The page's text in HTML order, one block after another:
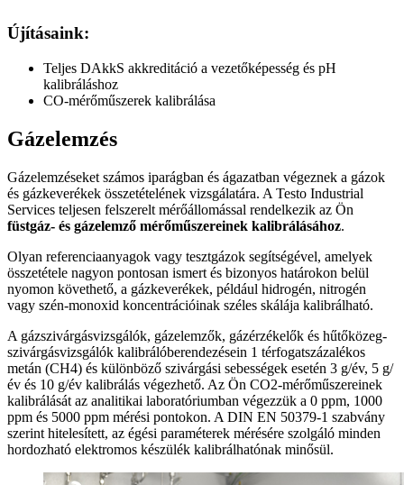
Újításaink:
Teljes DAkkS akkreditáció a vezetőképesség és pH
kalibráláshoz
CO-mérőműszerek kalibrálása
Gázelemzés
Gázelemzéseket számos iparágban és ágazatban végeznek a gázok
és gázkeverékek összetételének vizsgálatára. A Testo Industrial
Services teljesen felszerelt mérőállomással rendelkezik az Ön
füstgáz- és gázelemző mérőműszereinek kalibrálásához.
Olyan referenciaanyagok vagy tesztgázok segítségével, amelyek
összetétele nagyon pontosan ismert és bizonyos határokon belül
nyomon követhető, a gázkeverékek, például hidrogén, nitrogén
vagy szén-monoxid koncentrációinak széles skálája kalibrálható.
A gázszivárgásvizsgálók, gázelemzők, gázérzékelők és hűtőközeg-
szivárgásvizsgálók kalibrálóberendezésein 1 térfogatszázalékos
metán (CH4) és különböző szivárgási sebességek esetén 3 g/év, 5 g/
év és 10 g/év kalibrálás végezhető. Az Ön CO2-mérőműszereinek
kalibrálását az analitikai laboratóriumban végezzük a 0 ppm, 1000
ppm és 5000 ppm mérési pontokon. A DIN EN 50379-1 szabvány
szerint hitelesített, az égési paraméterek mérésére szolgáló minden
hordozható elektromos készülék kalibrálhatónak minősül.